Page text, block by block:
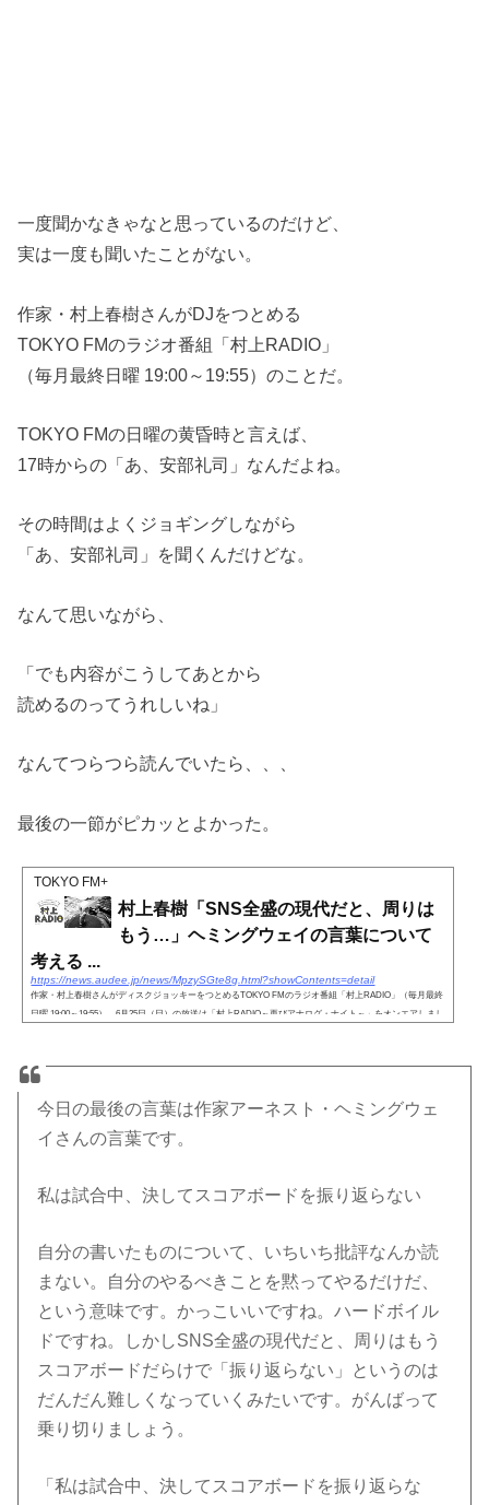
一度聞かなきゃなと思っているのだけど、
実は一度も聞いたことがない。
作家・村上春樹さんがDJをつとめる
TOKYO FMのラジオ番組「村上RADIO」
（毎月最終日曜 19:00～19:55）のことだ。
TOKYO FMの日曜の黄昏時と言えば、
17時からの「あ、安部礼司」なんだよね。
その時間はよくジョギングしながら
「あ、安部礼司」を聞くんだけどな。
なんて思いながら、
「でも内容がこうしてあとから
読めるのってうれしいね」
なんてつらつら読んでいたら、、、
最後の一節がピカッとよかった。
TOKYO FM+
村上春樹「SNS全盛の現代だと、周りは
もう…」ヘミングウェイの言葉について
考える ...
https://news.audee.jp/news/MpzySGte8g.html?showContents=detail
作家・村上春樹さんがディスクジョッキーをつとめるTOKYO FMのラジオ番組「村上RADIO」（毎月最終
日曜 19:00～19:55）。6月25日（日）の放送は「村上RADIO～再びアナログ・ナイト～」をオンエアしまし
今日の最後の言葉は作家アーネスト・ヘミングウェ
イさんの言葉です。
私は試合中、決してスコアボードを振り返らない
自分の書いたものについて、いちいち批評なんか読
まない。自分のやるべきことを黙ってやるだけだ、
という意味です。かっこいいですね。ハードボイル
ドですね。しかしSNS全盛の現代だと、周りはもう
スコアボードだらけで「振り返らない」というのは
だんだん難しくなっていくみたいです。がんばって
乗り切りましょう。
「私は試合中、決してスコアボードを振り返らな